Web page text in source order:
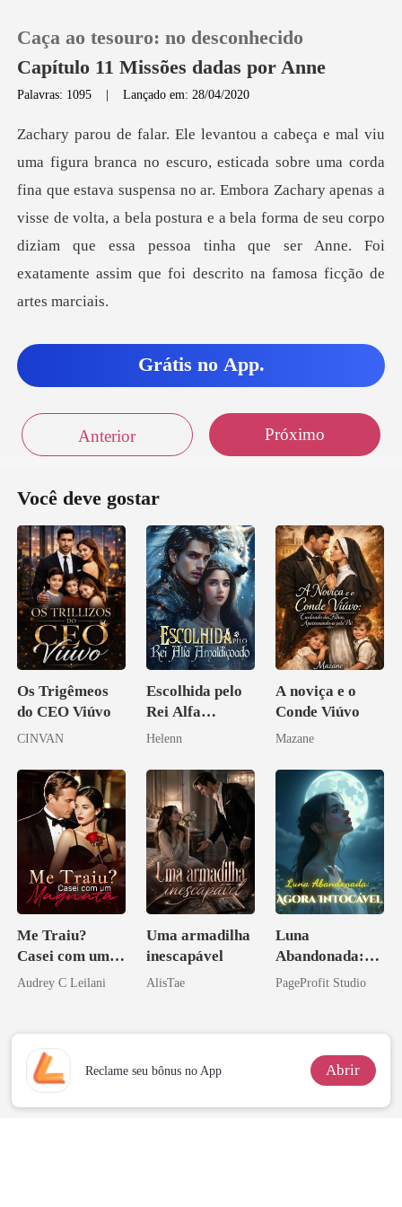
0
Baixar App
Caça ao tesouro: no desconhecido
Capítulo 11 Missões dadas por Anne
Palavras: 1095 |Lançado em: 28/04/2020
que estava suspensa no ar. Embora Zachary apenas a
visse de volta, a bela postura e a bela forma de seu corpo
diz
M
Grátis no App.
Anterior Próximo
Você deve gostar
Os Trigêmeos
do CEO Viúvo
CINVAN
Escolhida pelo
Rei Alfa
Amaldiçoado
Helenn
A noviça e o
Conde Viúvo
Mazane
Me Traiu?
Casei com um
Magnata
Audrey C Leilani
Uma armadilha
inescapável
AlisTae
Luna
Abandonada:
Agora Intocável
PageProfit Studio
Reclame seu bônus no App Abrir